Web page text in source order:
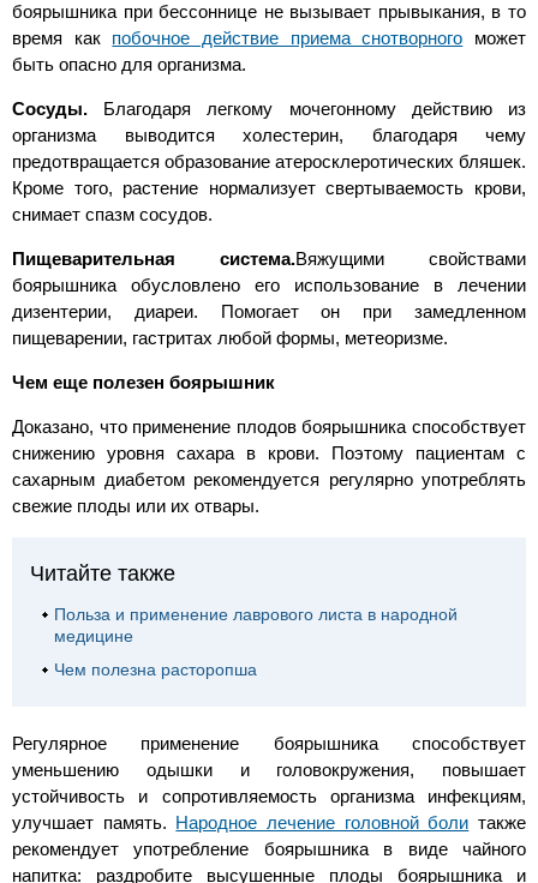
боярышника при бессоннице не вызывает прывыкания, в то
время как побочное действие приема снотворного может
быть опасно для организма.
Сосуды. Благодаря легкому мочегонному действию из
организма выводится холестерин, благодаря чему
предотвращается образование атеросклеротических бляшек.
Кроме того, растение нормализует свертываемость крови,
снимает спазм сосудов.
Пищеварительная система.Вяжущими свойствами
боярышника обусловлено его использование в лечении
дизентерии, диареи. Помогает он при замедленном
пищеварении, гастритах любой формы, метеоризме.
Чем еще полезен боярышник
Доказано, что применение плодов боярышника способствует
снижению уровня сахара в крови. Поэтому пациентам с
сахарным диабетом рекомендуется регулярно употреблять
свежие плоды или их отвары.
Читайте также
Польза и применение лаврового листа в народной
медицине
Чем полезна расторопша
Регулярное применение боярышника способствует
уменьшению одышки и головокружения, повышает
устойчивость и сопротивляемость организма инфекциям,
улучшает память. Народное лечение головной боли также
рекомендует употребление боярышника в виде чайного
напитка: раздробите высушенные плоды боярышника и